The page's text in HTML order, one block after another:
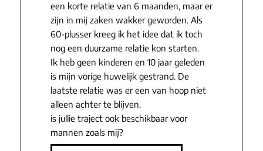
een korte relatie van 6 maanden, maar er
zijn in mij zaken wakker geworden. Als
60-plusser kreeg ik het idee dat ik toch
nog een duurzame relatie kon starten.
Ik heb geen kinderen en 10 jaar geleden
is mijn vorige huwelijk gestrand. De
laatste relatie was er een van hoop niet
alleen achter te blijven.
is jullie traject ook beschikbaar voor
mannen zoals mij?